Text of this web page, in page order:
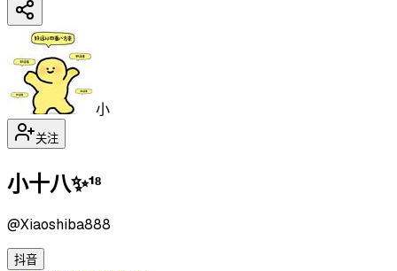
小
关注
小十八✨¹⁸
@Xiaoshiba888
抖音